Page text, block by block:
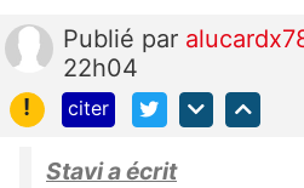
Publié par
22h04
!
citer
Stavi a écrit